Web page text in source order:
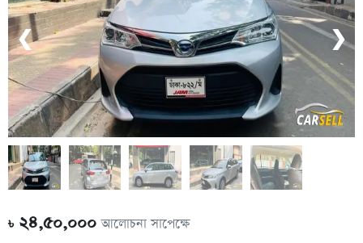
❮ ❯
৳২৪,৫০,০০০আলোচনা সাপেক্ষে